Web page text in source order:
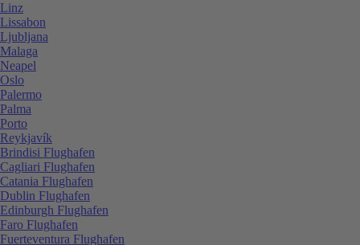
Linz
Lissabon
Ljubljana
Malaga
Neapel
Oslo
Palermo
Palma
Porto
Reykjavík
Brindisi Flughafen
Cagliari Flughafen
Catania Flughafen
Dublin Flughafen
Edinburgh Flughafen
Faro Flughafen
Fuerteventura Flughafen